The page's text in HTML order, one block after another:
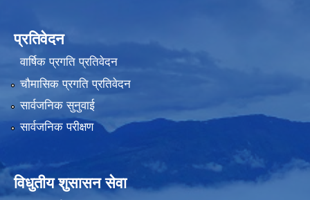
प्रतिवेदन
वार्षिक प्रगति प्रतिवेदन
चौमासिक प्रगति प्रतिवेदन
सार्वजनिक सुनुवाई
सार्वजनिक परीक्षण
विधुतीय शुसासन सेवा